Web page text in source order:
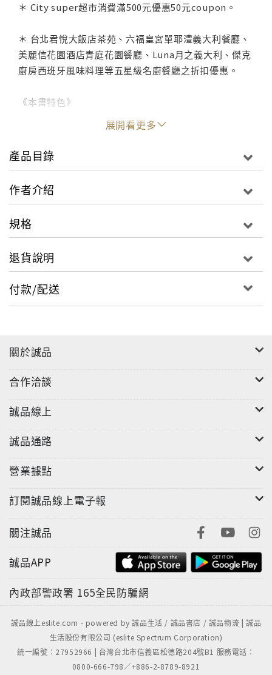
＊ City super超市消費滿500元優惠50元coupon。
＊ 台北君悅大飯店茶苑、六福皇宮單耶澧義大利餐廳、
美麗信花園酒店青庭花園餐廳、Luna月之義大利、傑克
廚房西班牙風味料理等五星級名廚餐廳之折扣優惠。
《本書特色》
◎ 由五位星級餐廳主廚示範湯、開胃菜&沙拉、麵食&
燉飯、主菜和甜點的料理密技，在家也能做出五星級西
式全餐。
◎ 為朱雀文化十週年紀念食譜，有慶祝週年的超值
具典藏價值亦非常實用的食譜。
◎ 春天診所董事長何麗玲、中廣節目主持人&美食家吳
恩文、金星娛樂節目策劃萬思惟專文推薦。
慾的麵飯、主菜，最後讓齒頰留香的甜點畫下一個完美
變出來，像魔法、更像色香味俱全的藝術品。品嚐的同
時，每一口都變成記憶中最幸福的滋味。請跟著名廚飛
舞的巧手一窺烹調的堂奧，在家裡也可以做出五星級餐
廳的全套美食。這是一場華麗的家宴、更是一次美味的
展開看更多
產品目錄
作者介紹
規格
退貨說明
付款/配送
關於誠品
合作洽談
誠品線上
誠品通路
營業據點
訂閱誠品線上電子報
關注誠品
誠品APP
內政部警政署 165全民防騙網
誠品線上eslite.com - powered by 誠品生活 / 誠品書店 / 誠品物流 | 誠品
生活股份有限公司 (eslite Spectrum Corporation)
統一編號：27952966 | 台灣台北市信義區松德路204號B1 服務電話：
0800-666-798／+886-2-8789-8921